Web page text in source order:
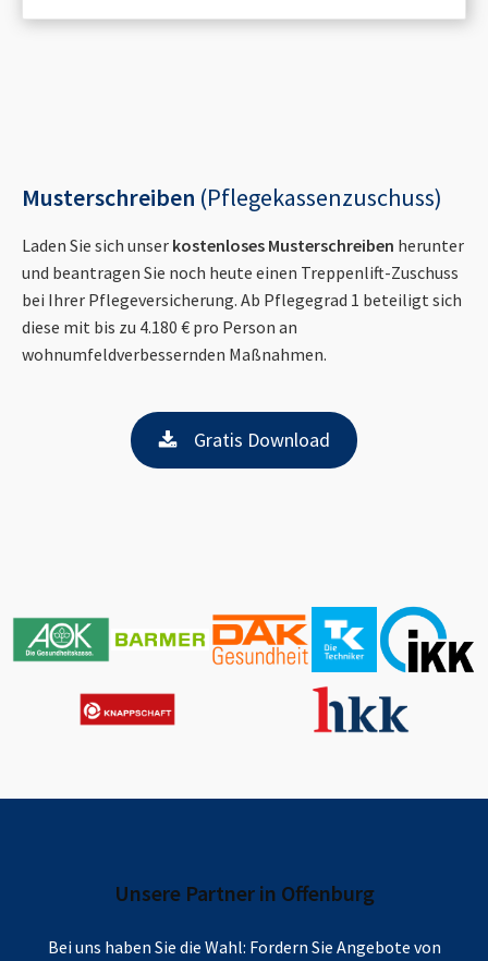
Musterschreiben (Pflegekassenzuschuss)
Laden Sie sich unser kostenloses Musterschreiben herunter
und beantragen Sie noch heute einen Treppenlift-Zuschuss
bei Ihrer Pflegeversicherung. Ab Pflegegrad 1 beteiligt sich
diese mit bis zu 4.180 € pro Person an
wohnumfeldverbessernden Maßnahmen.
Gratis Download
Unsere Partner in Offenburg
Bei uns haben Sie die Wahl: Fordern Sie Angebote von